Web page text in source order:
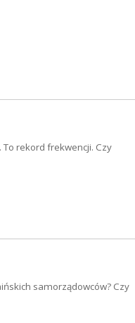
rekord frekwencji. Czy
samorządowców? Czy